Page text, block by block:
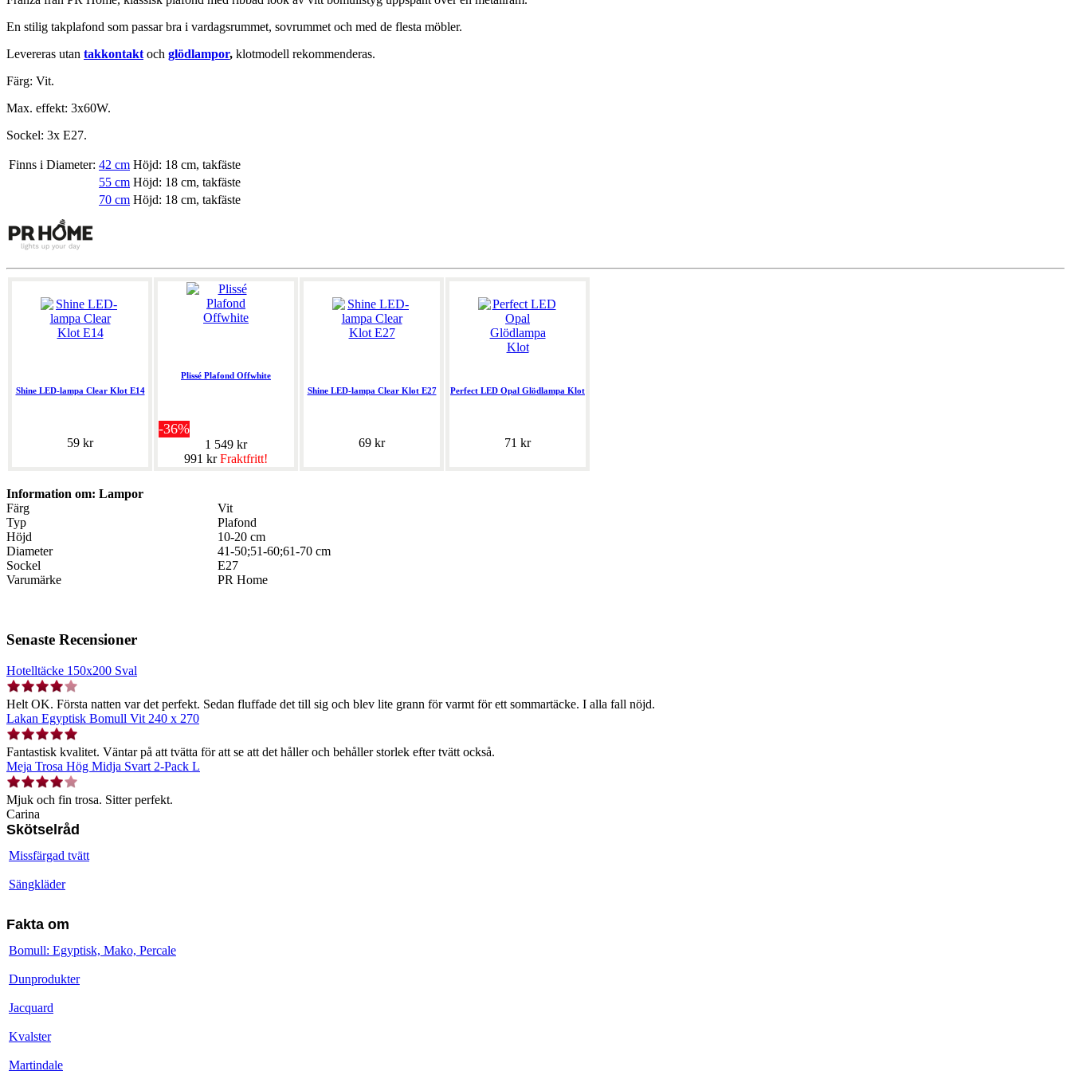
En stilig takplafond som passar bra i vardagsrummet, sovrummet och med de flesta möbler.
Levereras utan takkontakt och glödlampor, klotmodell rekommenderas.
Färg: Vit.
Max. effekt: 3x60W.
Sockel: 3x E27.
Finns i Diameter: 42 cm Höjd: 18 cm, takfäste
55 cm Höjd: 18 cm, takfäste
70 cm Höjd: 18 cm, takfäste
Shine LED-lampa Clear Klot E14
59 kr
Plissé Plafond Offwhite
-36%
1 549 kr
991 krFraktfritt!
Shine LED-lampa Clear Klot E27
69 kr
Perfect LED Opal Glödlampa Klot
71 kr
Information om: Lampor
Färg
Vit
Typ
Plafond
Höjd
10-20 cm
Diameter
41-50;51-60;61-70 cm
Sockel
E27
Varumärke
PR Home
Senaste Recensioner
Hotelltäcke 150x200 Sval
Helt OK. Första natten var det perfekt. Sedan fluffade det till sig och blev lite grann för varmt för ett sommartäcke. I alla fall nöjd.
Lakan Egyptisk Bomull Vit 240 x 270
Fantastisk kvalitet. Väntar på att tvätta för att se att det håller och behåller storlek efter tvätt också.
Meja Trosa Hög Midja Svart 2-Pack L
Mjuk och fin trosa. Sitter perfekt.
Carina
Skötselråd
Missfärgad tvätt
Sängkläder
Fakta om
Bomull: Egyptisk, Mako, Percale
Dunprodukter
Jacquard
Kvalster
Martindale